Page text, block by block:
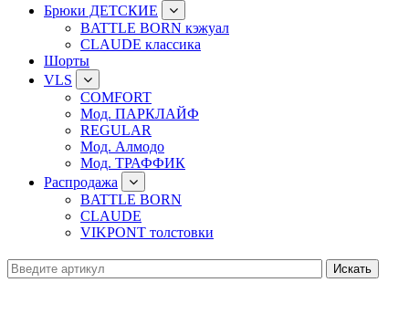
Брюки ДЕТСКИЕ
BATTLE BORN кэжуал
CLAUDE классика
Шорты
VLS
COMFORT
Мод. ПАРКЛАЙФ
REGULAR
Мод. Алмодо
Мод. ТРАФФИК
Распродажа
BATTLE BORN
CLAUDE
VIKPONT толстовки